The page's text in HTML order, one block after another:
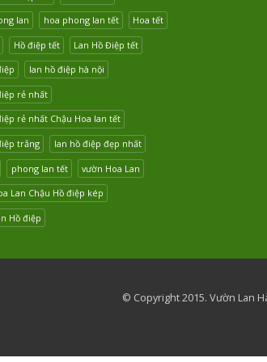
lan hoa phong lan tết Hoa tết
Hồ điệp tết Lan Hồ Điệp tết
lan hồ điệp hà nội
rẻ nhất
rẻ nhất Chậu Hoa lan tết
trắng lan hồ điệp đẹp nhất
phong lan tết vườn Hoa Lan
Lan Chậu Hồ điệp kép
Hồ điệp
© Copyright 2015. Vườn Lan